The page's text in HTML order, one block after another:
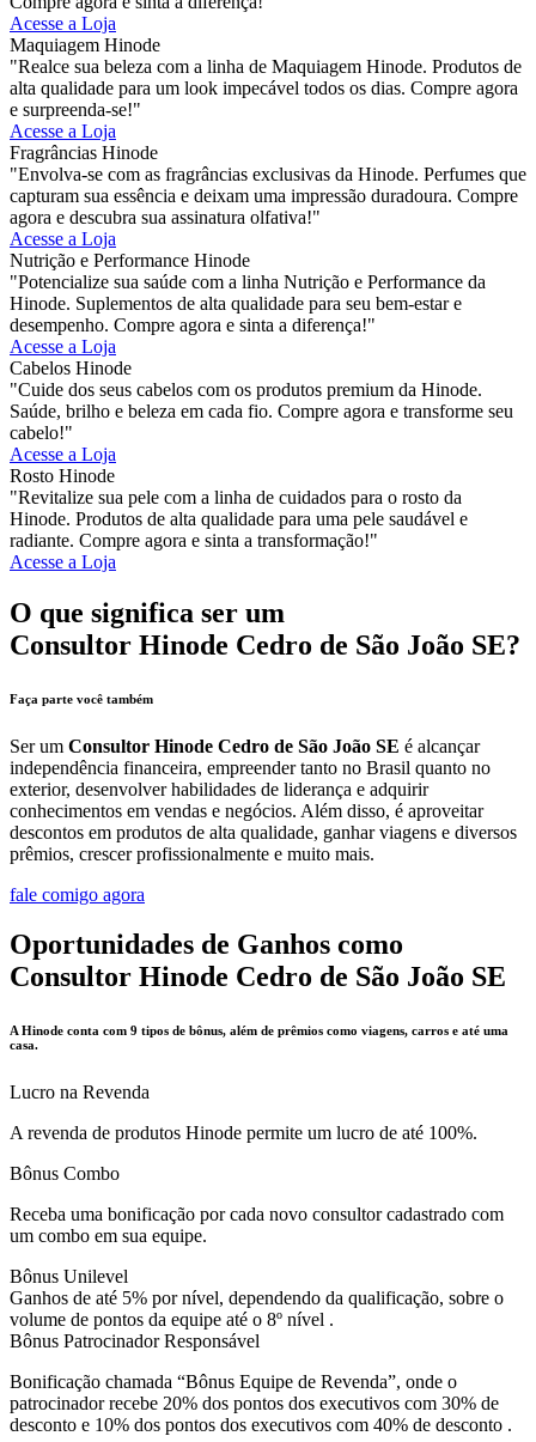
Acesse a Loja
Maquiagem Hinode
"Realce sua beleza com a linha de Maquiagem Hinode. Produtos de
alta qualidade para um look impecável todos os dias. Compre agora
e surpreenda-se!"
Acesse a Loja
Fragrâncias Hinode
"Envolva-se com as fragrâncias exclusivas da Hinode. Perfumes que
capturam sua essência e deixam uma impressão duradoura. Compre
agora e descubra sua assinatura olfativa!"
Acesse a Loja
Nutrição e Performance Hinode
"Potencialize sua saúde com a linha Nutrição e Performance da
Hinode. Suplementos de alta qualidade para seu bem-estar e
desempenho. Compre agora e sinta a diferença!"
Acesse a Loja
Cabelos Hinode
"Cuide dos seus cabelos com os produtos premium da Hinode.
Saúde, brilho e beleza em cada fio. Compre agora e transforme seu
cabelo!"
Acesse a Loja
Rosto Hinode
"Revitalize sua pele com a linha de cuidados para o rosto da
Hinode. Produtos de alta qualidade para uma pele saudável e
radiante. Compre agora e sinta a transformação!"
Acesse a Loja
O que significa ser um
Consultor Hinode Cedro de São João SE?
Faça parte você também
Ser um Consultor Hinode Cedro de São João SE é alcançar
independência financeira, empreender tanto no Brasil quanto no
exterior, desenvolver habilidades de liderança e adquirir
conhecimentos em vendas e negócios. Além disso, é aproveitar
descontos em produtos de alta qualidade, ganhar viagens e diversos
prêmios, crescer profissionalmente e muito mais.
fale comigo agora
Oportunidades de Ganhos como
Consultor Hinode Cedro de São João SE
A Hinode conta com 9 tipos de bônus, além de prêmios como viagens, carros e até uma
casa.
Lucro na Revenda
A revenda de produtos Hinode permite um lucro de até 100%.
Bônus Combo
Receba uma bonificação por cada novo consultor cadastrado com
um combo em sua equipe.
Bônus Unilevel
Ganhos de até 5% por nível, dependendo da qualificação, sobre o
volume de pontos da equipe até o 8º nível .
Bônus Patrocinador Responsável
Bonificação chamada “Bônus Equipe de Revenda”, onde o
patrocinador recebe 20% dos pontos dos executivos com 30% de
desconto e 10% dos pontos dos executivos com 40% de desconto .